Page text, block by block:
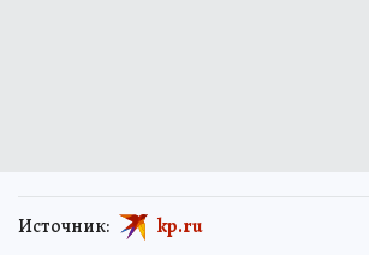
Источник: kp.ru